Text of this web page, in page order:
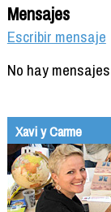
Mensajes
Escribir mensaje
No hay
Xavi y Carme